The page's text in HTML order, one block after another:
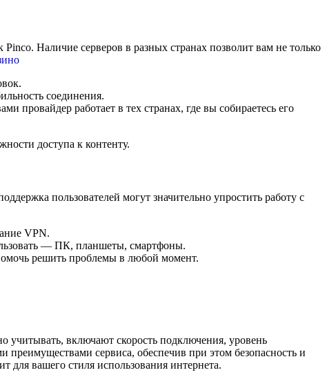
Наличие серверов в разных странах позволит вам не только
соединения.
провайдер работает в тех странах, где вы собираетесь его
доступа к контенту.
пользователей могут значительно упростить работу с
VPN.
— ПК, планшеты, смартфоны.
решить проблемы в любой момент.
учитывать, включают скорость подключения, уровень
сервиса, обеспечив при этом безопасность и
для вашего стиля использования интернета.